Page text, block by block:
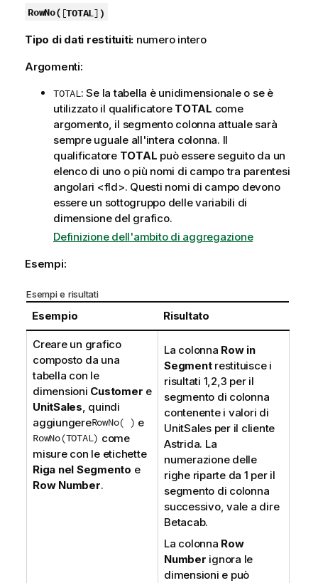
RowNo( [TOTAL] )
Tipo di dati restituiti: numero intero
Argomenti:
TOTAL: Se la tabella è unidimensionale o se è
utilizzato il qualificatore TOTAL come
argomento, il segmento colonna attuale sarà
sempre uguale all'intera colonna. Il
qualificatore TOTAL può essere seguito da un
elenco di uno o più nomi di campo tra parentesi
angolari <fld>. Questi nomi di campo devono
essere un sottogruppo delle variabili di
dimensione del grafico.
Definizione dell'ambito di aggregazione
Esempi:
Esempi e risultati
Esempio Risultato
Creare un grafico
composto da una
tabella con le
dimensioni Customer e
UnitSales, quindi
aggiungereRowNo( ) e
RowNo(TOTAL) come
misure con le etichette
Riga nel Segmento e
Row Number.
La colonna Row in
Segmentrestituisce i
risultati 1,2,3 per il
segmento di colonna
contenente i valori di
UnitSalesper il cliente
Astrida. La
numerazione delle
righe riparte da 1 per il
segmento di colonna
successivo, vale a dire
Betacab.
La colonna Row
Number ignora le
dimensioni e può